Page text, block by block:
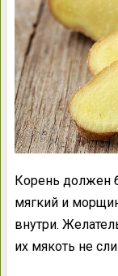
Корень должен
мягкий и
внутри.
их мякоть не